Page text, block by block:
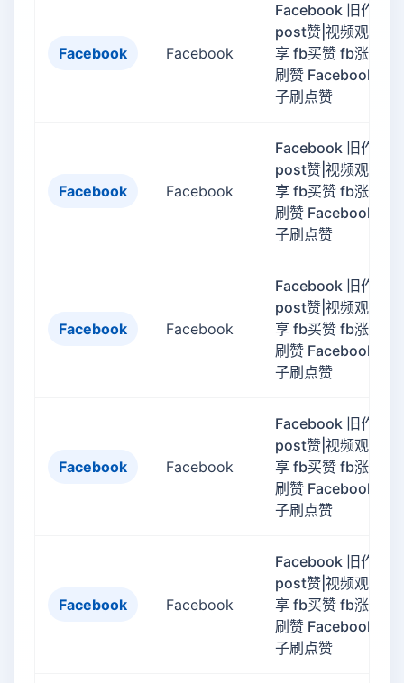
Facebook Facebook
Facebook 旧作品
post赞|视频观看|分
享 fb买赞 fb涨赞 fb
刷赞 Facebook帖
子刷点赞
Facebook Facebook
Facebook 旧作品
post赞|视频观看|分
享 fb买赞 fb涨赞 fb
刷赞 Facebook帖
子刷点赞
Facebook Facebook
Facebook 旧作品
post赞|视频观看|分
享 fb买赞 fb涨赞 fb
刷赞 Facebook帖
子刷点赞
Facebook Facebook
Facebook 旧作品
post赞|视频观看|分
享 fb买赞 fb涨赞 fb
刷赞 Facebook帖
子刷点赞
Facebook Facebook
Facebook 旧作品
post赞|视频观看|分
享 fb买赞 fb涨赞 fb
刷赞 Facebook帖
子刷点赞